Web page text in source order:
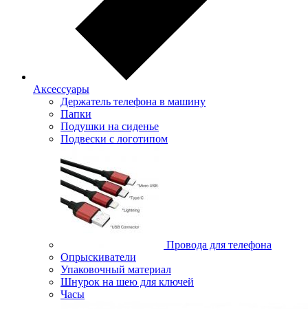
Аксессуары
Держатель телефона в машину
Папки
Подушки на сиденье
Подвески с логотипом
Провода для телефона
Опрыскиватели
Упаковочный материал
Шнурок на шею для ключей
Часы